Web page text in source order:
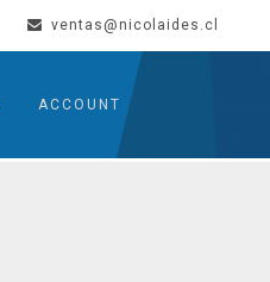
ventas@nicolaides.cl
ACCOUNT